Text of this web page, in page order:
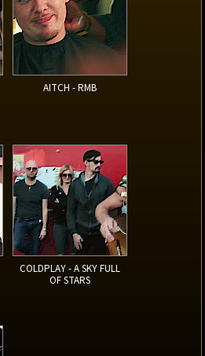
AITCH - RMB
COLDPLAY - A SKY FULL
OF STARS